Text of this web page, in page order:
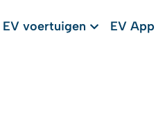
EV voertuigen EV App